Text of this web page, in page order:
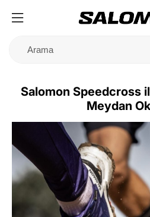
Salomon Speedcross
Meydan